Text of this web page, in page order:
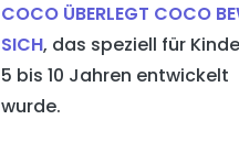
COCO ÜBERLEGT COCO
SICH, das speziell für
5 bis 10 Jahren entwickelt
wurde.